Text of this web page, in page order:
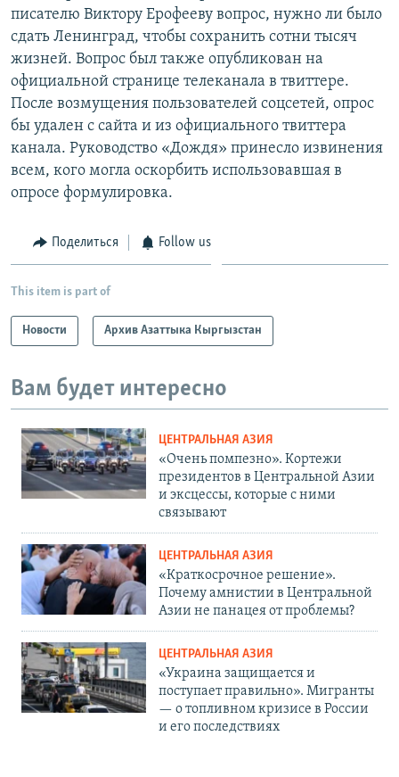
писателю Виктору Ерофееву вопрос, нужно ли было
сдать Ленинград, чтобы сохранить сотни тысяч
жизней. Вопрос был также опубликован на
официальной странице телеканала в твиттере.
После возмущения пользователей соцсетей, опрос
бы удален с сайта и из официального твиттера
канала. Руководство «Дождя» принесло извинения
всем, кого могла оскорбить использовавшая в
опросе формулировка.
Поделиться Follow us
This item is part of
Новости Архив Азаттыка Кыргызстан
Вам будет интересно
ЦЕНТРАЛЬНАЯ АЗИЯ
«Очень помпезно». Кортежи
президентов в Центральной Азии
и эксцессы, которые с ними
связывают
ЦЕНТРАЛЬНАЯ АЗИЯ
«Краткосрочное решение».
Почему амнистии в Центральной
Азии не панацея от проблемы?
ЦЕНТРАЛЬНАЯ АЗИЯ
«Украина защищается и
поступает правильно». Мигранты
— о топливном кризисе в России
и его последствиях